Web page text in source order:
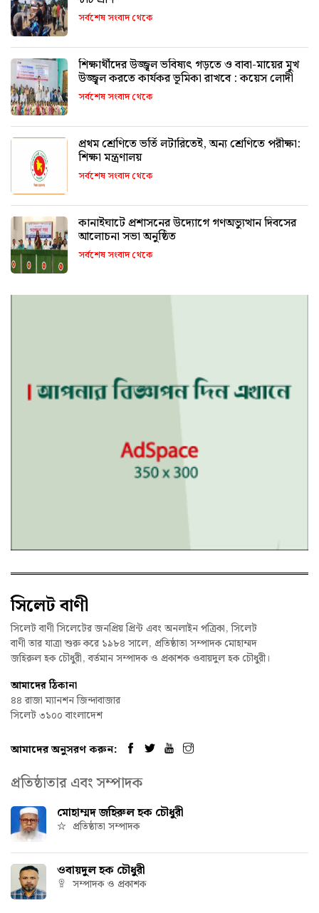
সর্বশেষ সংবাদ থেকে
শিক্ষার্থীদের উজ্জ্বল ভবিষ্যৎ গড়তে ও বাবা-মায়ের মুখ
উজ্জ্বল করতে কার্যকর ভূমিকা রাখবে : কয়েস লোদী
সর্বশেষ সংবাদ থেকে
প্রথম শ্রেণিতে ভর্তি লটারিতেই, অন্য শ্রেণিতে পরীক্ষা:
শিক্ষা মন্ত্রণালয়
সর্বশেষ সংবাদ থেকে
কানাইঘাটে প্রশাসনের উদ্যোগে গণঅভ্যুত্থান দিবসের
আলোচনা সভা অনুষ্ঠিত
সর্বশেষ সংবাদ থেকে
সিলেট বাণী
সিলেট বাণী সিলেটের জনপ্রিয় প্রিন্ট এবং অনলাইন পত্রিকা, সিলেট
বাণী তার যাত্রা শুরু করে ১৯৮৪ সালে, প্রতিষ্ঠাতা সম্পাদক মোহাম্মদ
জহিরুল হক চৌধুরী, বর্তমান সম্পাদক ও প্রকাশক ওবায়দুল হক চৌধুরী।
আমাদের ঠিকানা
৪৪ রাজা ম্যানশন জিন্দাবাজার
সিলেট ৩১০০ বাংলাদেশ
আমাদের অনুসরণ করুন:
প্রতিষ্ঠাতার এবং সম্পাদক
মোহাম্মদ জহিরুল হক চৌধুরী
প্রতিষ্ঠাতা সম্পাদক
ওবায়দুল হক চৌধুরী
সম্পাদক ও প্রকাশক